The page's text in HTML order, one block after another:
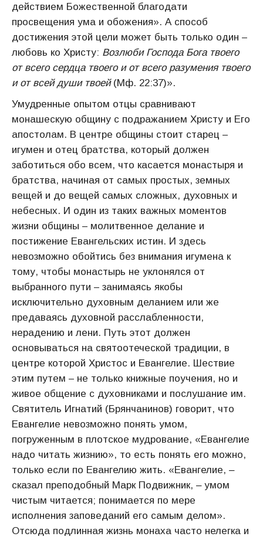
действием Божественной благодати
просвещения ума и обожения». А способ
достижения этой цели может быть только один –
любовь ко Христу: Возлюби Господа Бога твоего
от всего сердца твоего и от всего разумения твоего
и от всей души твоей(Мф. 22:37)».
Умудренные опытом отцы сравнивают
монашескую общину с подражанием Христу и Его
апостолам. В центре общины стоит старец –
игумен и отец братства, который должен
заботиться обо всем, что касается монастыря и
братства, начиная от самых простых, земных
вещей и до вещей самых сложных, духовных и
небесных. И один из таких важных моментов
жизни общины – молитвенное делание и
постижение Евангельских истин. И здесь
невозможно обойтись без внимания игумена к
тому, чтобы монастырь не уклонялся от
выбранного пути – занимаясь якобы
исключительно духовным деланием или же
предаваясь духовной расслабленности,
нерадению и лени. Путь этот должен
основываться на святоотеческой традиции, в
центре которой Христос и Евангелие. Шествие
этим путем – не только книжные поучения, но и
живое общение с духовниками и послушание им.
Святитель Игнатий (Брянчанинов) говорит, что
Евангелие невозможно понять умом,
погруженным в плотское мудрование, «Евангелие
надо читать жизнию», то есть понять его можно,
только если по Евангелию жить. «Евангелие, ‒
сказал преподобный Марк Подвижник, ‒ умом
чистым читается; понимается по мере
исполнения заповеданий его самым делом».
Отсюда подлинная жизнь монаха часто нелегка и